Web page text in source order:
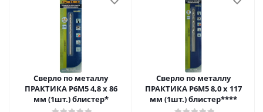
Сверло по металлу
ПРАКТИКА Р6М5 4,8 х 86
мм (1шт.) блистер*
Сверло по металлу
ПРАКТИКА Р6М5 8,0 х 117
мм (1шт.) блистер****